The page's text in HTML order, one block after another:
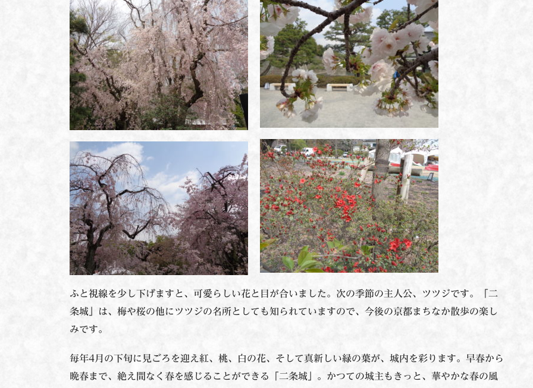
ふと視線を少し下げますと、可愛らしい花と目が合いました。次の季節の主人公、ツツジです。「二
条城」は、梅や桜の他にツツジの名所としても知られていますので、今後の京都まちなか散歩の楽し
みです。
毎年4月の下旬に見ごろを迎え紅、桃、白の花、そして真新しい緑の葉が、城内を彩ります。早春から
晩春まで、絶え間なく春を感じることができる「二条城」。かつての城主もきっと、華やかな春の風